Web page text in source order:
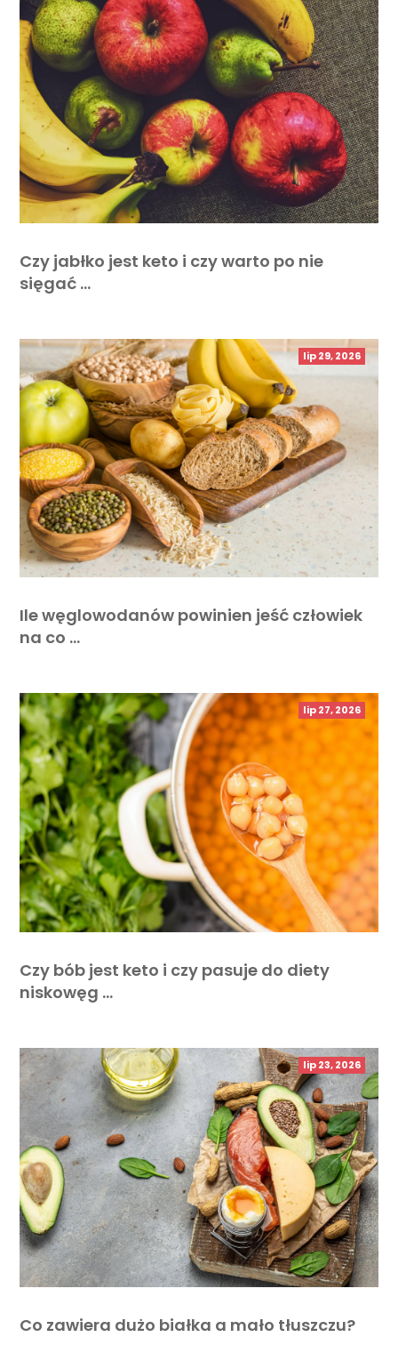
Czy jabłko jest keto i czy warto po nie
sięgać …
lip 29, 2026
Ile węglowodanów powinien jeść człowiek
na co …
lip 27, 2026
Czy bób jest keto i czy pasuje do diety
niskowęg …
lip 23, 2026
Co zawiera dużo białka a mało tłuszczu?